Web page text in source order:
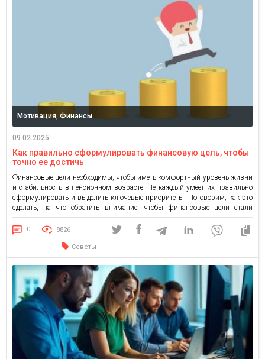
Мотивация, Финансы
09.02.2025
Как правильно сформулировать финансовую цель, чтобы
точно ее достичь
Финансовые цели необходимы, чтобы иметь комфортный уровень жизни
и стабильность в пенсионном возрасте. Не каждый умеет их правильно
сформулировать и выделить ключевые приоритеты. Поговорим, как это
сделать, на что обратить внимание, чтобы финансовые цели стали
реальностью без давления и тревоги. Как определить собственные
финансовые цели? Человек тесно связан с социумом, который влияет на
него и […]
0 8826
Советы